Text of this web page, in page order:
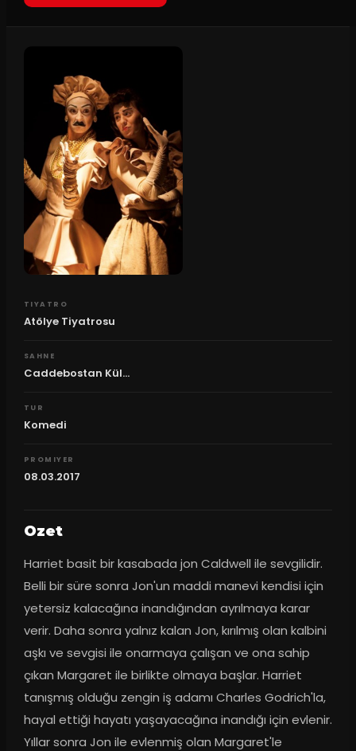
TIYATRO
Atölye Tiyatrosu
SAHNE
Caddebostan Kül...
TUR
Komedi
PROMIYER
08.03.2017
Ozet
Harriet basit bir kasabada jon Caldwell ile sevgilidir.
Belli bir süre sonra Jon'un maddi manevi kendisi için
yetersiz kalacağına inandığından ayrılmaya karar
verir. Daha sonra yalnız kalan Jon, kırılmış olan kalbini
aşkı ve sevgisi ile onarmaya çalışan ve ona sahip
çıkan Margaret ile birlikte olmaya başlar. Harriet
tanışmış olduğu zengin iş adamı Charles Godrich'la,
hayal ettiği hayatı yaşayacağına inandığı için evlenir.
Yıllar sonra Jon ile evlenmiş olan Margaret'le